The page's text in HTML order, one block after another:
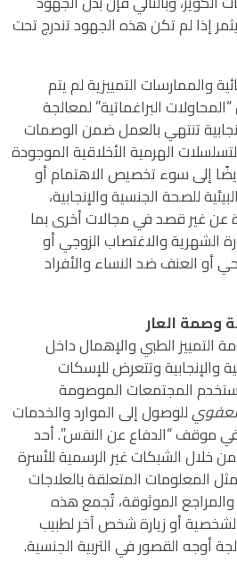
إذا لم تكن هذه الجهود تندرج تحت
والممارسات التمييزية لم يتم
البراغماتية” لمعالجة
تنتهي بالعمل ضمن الوصمات
الهرمية الأخلاقية الموجودة
إلى سوء تخصيص الاهتمام أو
للصحة الجنسية والإنجابية،
عن غير قصد في مجالات أخرى بما
الشهرية والاغتصاب الزوجي أو
أو العنف ضد النساء والأفراد
وصمة العار
التمييز الطبي والإهمال داخل
والإنجابية وتتعرض للإسكات
المجتمعات الموصومة
العفويللوصول إلى الموارد والخدمات
موقف “الدفاع عن النفس”. أحد
خلال الشبكات غير الرسمية للأسرة
المعلومات المتعلقة بالعلاجات
والمراجع الموثوقة، تُجمع هذه
أو زيارة شخص آخر لطبيب
القصور في التربية الجنسية.